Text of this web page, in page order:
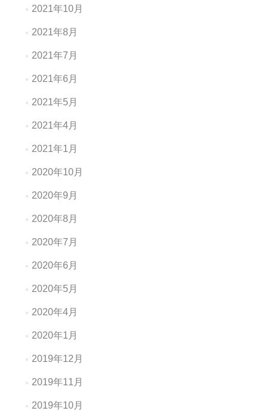
2021年10月
2021年8月
2021年7月
2021年6月
2021年5月
2021年4月
2021年1月
2020年10月
2020年9月
2020年8月
2020年7月
2020年6月
2020年5月
2020年4月
2020年1月
2019年12月
2019年11月
2019年10月